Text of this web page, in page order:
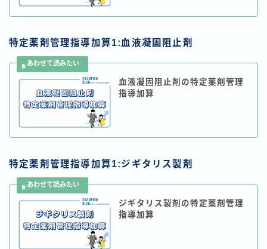
特定薬剤管理指導加算1:血液凝固阻止剤
血液凝固阻止剤の特定薬剤管理
指導加算
特定薬剤管理指導加算1:ジギタリス製剤
ジギタリス製剤の特定薬剤管理
指導加算